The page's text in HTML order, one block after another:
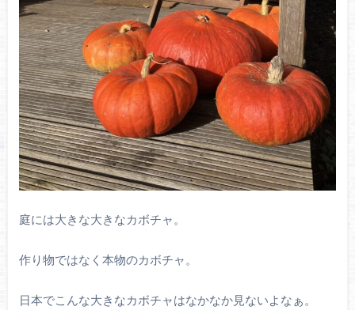
庭には大きな大きなカボチャ。
作り物ではなく本物のカボチャ。
日本でこんな大きなカボチャはなかなか見ないよなぁ。